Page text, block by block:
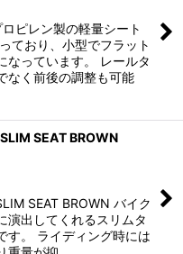
ピレン製の軽量シート
ており、小型でフラット
なっています。 レールタ
なく前後の調整も可能
SEAT BROWN
SEAT BROWN バイク
演出してくれるスリムタ
す。 ライディング時には